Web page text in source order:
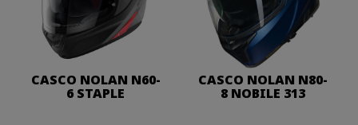
CASCO NOLAN N60-
6 STAPLE
CASCO NOLAN N80-
8 NOBILE 313